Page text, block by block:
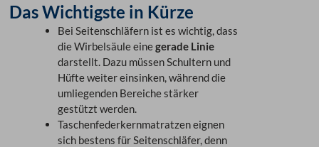
Das Wichtigste in Kürze
Bei Seitenschläfern ist es wichtig, dass
die Wirbelsäule einegerade Linie
darstellt. Dazu müssen Schultern und
Hüfte weiter einsinken, während die
umliegenden Bereiche stärker
gestützt werden.
Taschenfederkernmatratzen eignen
sich bestens für Seitenschläfer, denn